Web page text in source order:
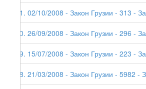
71. 02/10/2008 - Закон Грузии - 313 -
70. 26/09/2008 - Закон Грузии - 296 -
69. 15/07/2008 - Закон Грузии - 223 -
68. 21/03/2008 - Закон Грузии - 5982